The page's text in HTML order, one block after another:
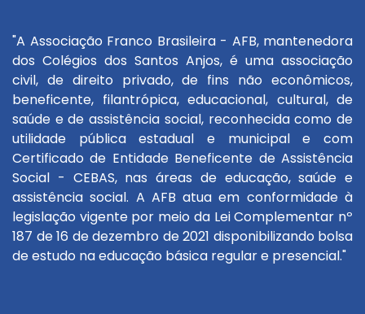
"A Associação Franco Brasileira - AFB, mantenedora
dos Colégios dos Santos Anjos, é uma associação
civil, de direito privado, de fins não econômicos,
beneficente, filantrópica, educacional, cultural, de
saúde e de assistência social, reconhecida como de
utilidade pública estadual e municipal e com
Certificado de Entidade Beneficente de Assistência
Social - CEBAS, nas áreas de educação, saúde e
assistência social. A AFB atua em conformidade à
legislação vigente por meio da Lei Complementar nº
187 de 16 de dezembro de 2021 disponibilizando bolsa
de estudo na educação básica regular e presencial."